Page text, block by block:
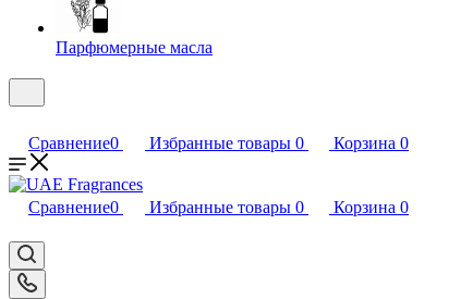
Парфюмерные масла
Сравнение0 Избранные товары 0 Корзина 0
Сравнение0 Избранные товары 0 Корзина 0